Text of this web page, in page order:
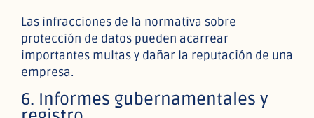
Las infracciones de la normativa sobre
protección de datos pueden acarrear
importantes multas y dañar la reputación de una
empresa.
6. Informes gubernamentales y